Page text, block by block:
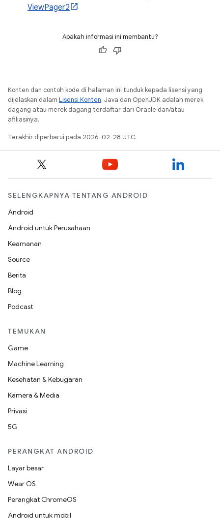
ViewPager2
Apakah informasi ini membantu?
Konten dan contoh kode di halaman ini tunduk kepada lisensi yang
dijelaskan dalam Lisensi Konten. Java dan OpenJDK adalah merek
dagang atau merek dagang terdaftar dari Oracle dan/atau
afiliasinya.
Terakhir diperbarui pada 2026-02-28 UTC.
SELENGKAPNYA TENTANG ANDROID
Android
Android untuk Perusahaan
Keamanan
Source
Berita
Blog
Podcast
TEMUKAN
Game
Machine Learning
Kesehatan & Kebugaran
Kamera & Media
Privasi
5G
PERANGKAT ANDROID
Layar besar
Wear OS
Perangkat ChromeOS
Android untuk mobil